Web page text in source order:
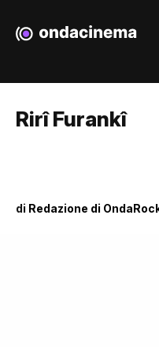
Rirî Furankî
di Redazione di